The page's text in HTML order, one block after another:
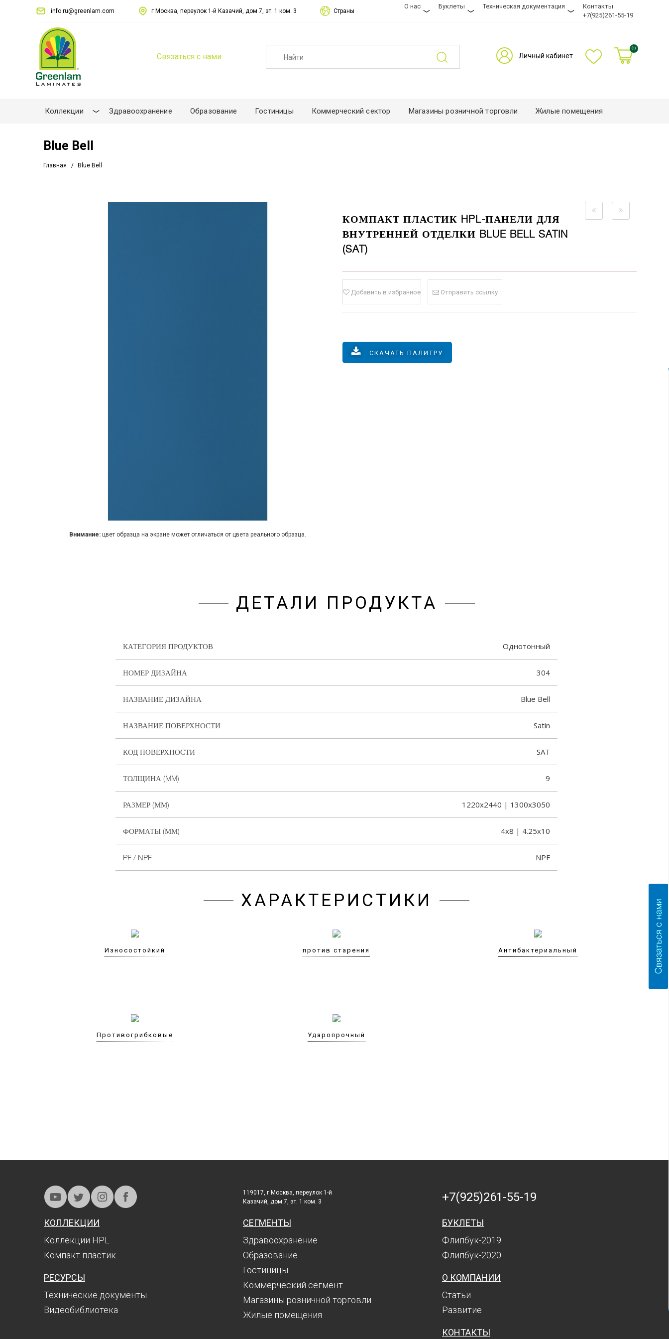
info.ru@greenlam.com г Москва, переулок 1-й Казачий, дом 7, эт. 1 ком. 3 Страны
О нас Буклеты Техническая документация
Контакты
+7(925)261-55-19
Связаться с нами Личный кабинет
(0)
Коллекции Здравоохранение Образование Гостиницы Коммерческий сектор Магазины розничной торговли Жилые помещения
Blue Bell
Главная Blue Bell
Внимание:цвет образца на экране может отличаться от цвета реального образца.
КОМПАКТ ПЛАСТИК HPL-ПАНЕЛИ ДЛЯ
ВНУТРЕННЕЙ ОТДЕЛКИ BLUE BELL SATIN
(SAT)
Добавить в избранное Отправить ссылку
СКАЧАТЬ ПАЛИТРУ
ДЕТАЛИ ПРОДУКТА
КАТЕГОРИЯ ПРОДУКТОВ Однотонный
НОМЕР ДИЗАЙНА 304
НАЗВАНИЕ ДИЗАЙНА Blue Bell
НАЗВАНИЕ ПОВЕРХНОСТИ Satin
КОД ПОВЕРХНОСТИ SAT
ТОЛЩИНА (MM) 9
РАЗМЕР (ММ) 1220x2440 | 1300x3050
ФОРМАТЫ (ММ) 4x8 | 4.25x10
PF / NPF NPF
ХАРАКТЕРИСТИКИ
Износостойкий против старения Антибактериальный
Противогрибковые Ударопрочный
КОЛЛЕКЦИИ
Коллекции HPL
Компакт пластик
РЕСУРСЫ
Технические документы
Видеобиблиотека
119017, г Москва, переулок 1-й
Казачий, дом 7, эт. 1 ком. 3
СЕГМЕНТЫ
Здравоохранение
Образование
Гостиницы
Коммерческий сегмент
Магазины розничной торговли
Жилые помещения
+7(925)261-55-19
БУКЛЕТЫ
Флипбук-2019
Флипбук-2020
О КОМПАНИИ
Статьи
Развитие
КОНТАКТЫ